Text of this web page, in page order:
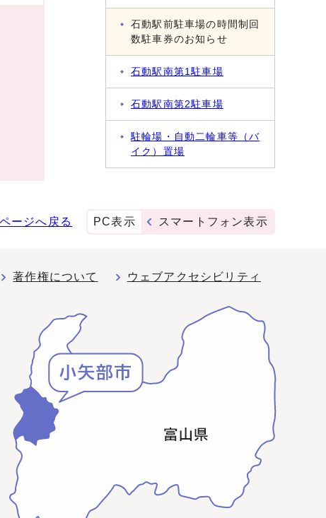
石動駅前駐車場の時間制回
数駐車券のお知らせ
石動駅南第1駐車場
石動駅南第2駐車場
駐輪場・自動二輪車等（バ
イク）置場
ージへ戻る PC表示 スマートフォン表示
著作権について ウェブアクセシビリティ